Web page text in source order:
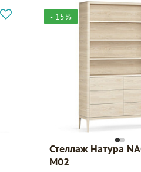
- 15%
Стеллаж Натура
M02